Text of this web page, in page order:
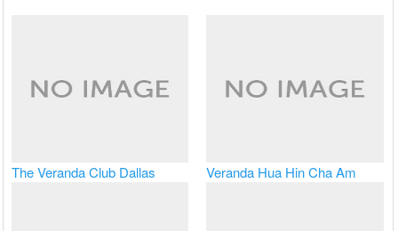
The Veranda Club Dallas Veranda Hua Hin Cha Am